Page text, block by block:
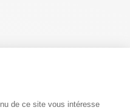
de ce site vous intéresse